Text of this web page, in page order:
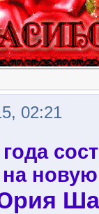
02:21
на